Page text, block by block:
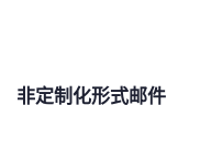
非定制化形式邮件